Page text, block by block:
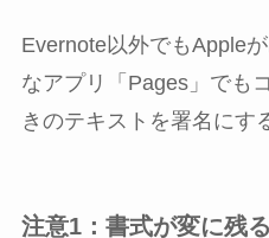
Evernote以外でもApple
なアプリ「Pages」でも
きのテキストを署名にす
注意1：書式が変に残